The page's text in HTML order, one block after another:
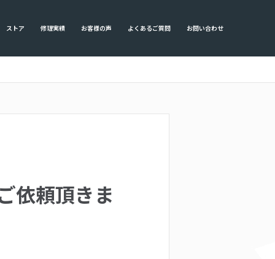
ストア 修理実績 お客様の声 よくあるご質問 お問い合わせ
依頼頂きま